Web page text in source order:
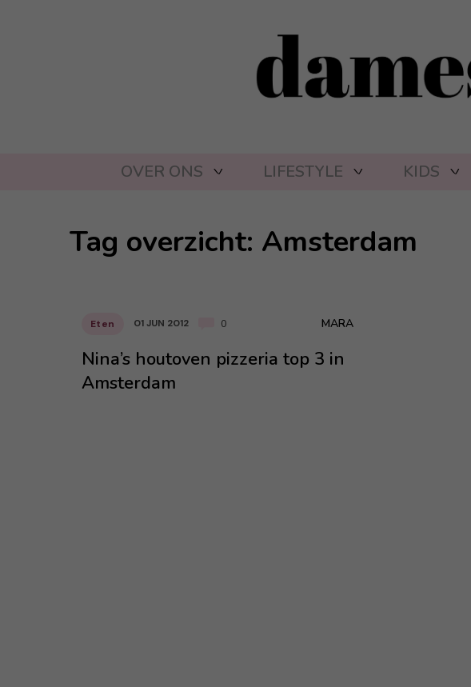
OVER ONS LIFESTYLE KIDS
Tag overzicht: Amsterdam
Eten 01 JUN 2012 0 MARA
Nina’s houtoven pizzeria top 3 in
Amsterdam